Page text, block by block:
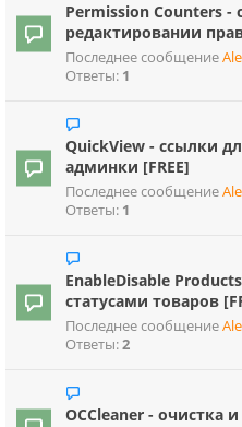
Permission Counters -
редактировании прав
Последнее сообщение
Ответы: 1
QuickView - ссылки
админки [FREE]
Последнее сообщение
Ответы: 1
EnableDisable
статусами товаров
Последнее сообщение
Ответы:2
OCCleaner - очистка